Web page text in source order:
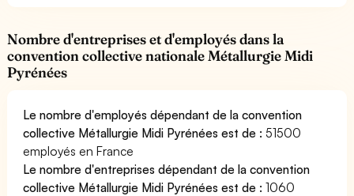
Nombre d'entreprises et d'employés dans la
convention collective nationale Métallurgie Midi
Pyrénées
Le nombre d'employés dépendant de la convention
collective Métallurgie Midi Pyrénées est de : 51500
employés en France
Le nombre d'entreprises dépendant de la convention
collective Métallurgie Midi Pyrénées est de :1060